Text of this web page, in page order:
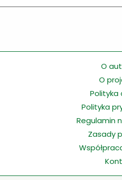
O
O
Polityka
Polityka
Regulamin
Zasady